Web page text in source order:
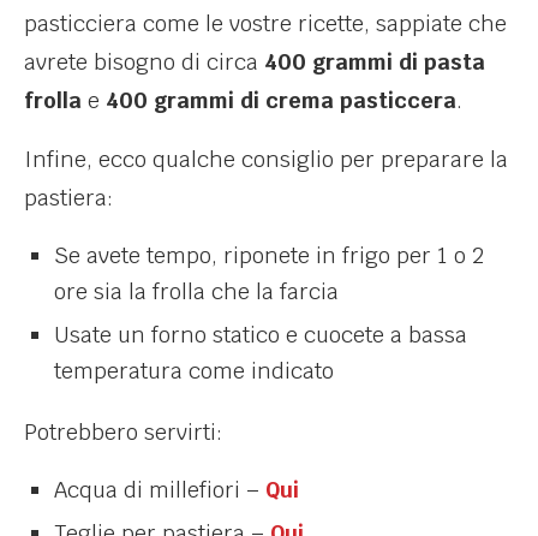
pasticciera come le vostre ricette, sappiate che
avrete bisogno di circa 400 grammi di pasta
frolla e 400 grammi di crema pasticcera.
Infine, ecco qualche consiglio per preparare la
pastiera:
Se avete tempo, riponete in frigo per 1 o 2
ore sia la frolla che la farcia
Usate un forno statico e cuocete a bassa
temperatura come indicato
Potrebbero servirti:
Acqua di millefiori – Qui